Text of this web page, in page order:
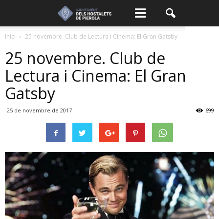
Inici 25 novembre. Club de Lectura i Cinema: El Gran Gatsby
25 novembre. Club de
Lectura i Cinema: El Gran
Gatsby
25 de novembre de 2017 699